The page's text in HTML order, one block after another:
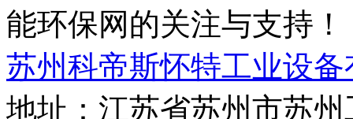
能环保网的关注与支持！
苏州科帝斯怀特工业设
地址：江苏省苏州市苏